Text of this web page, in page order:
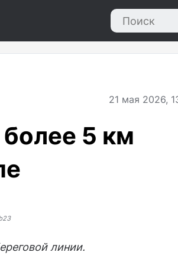
21 мая 2026,
5 км
линии.